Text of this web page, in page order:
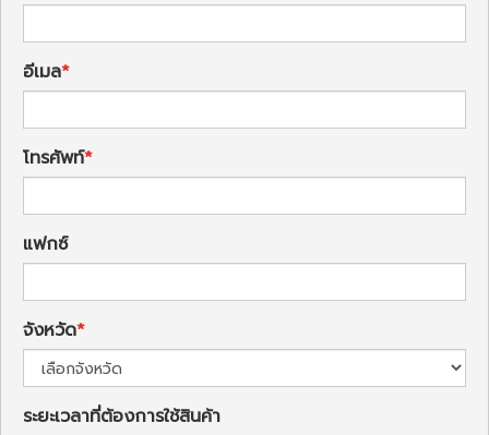
อีเมล
โทรศัพท์
แฟกซ์
จังหวัด
ระยะเวลาที่ต้องการใช้สินค้า